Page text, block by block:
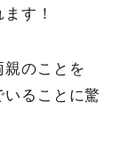
す！
親のことを
いることに驚